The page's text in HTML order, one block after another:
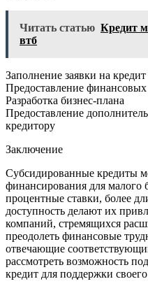
Читать статью Кредит
втб
Заполнение заявки на кредит
Предоставление
Разработка бизнес-плана
Предоставление
кредитору
Заключение
Субсидированные кредиты
финансирования для малого
процентные ставки, более
доступность делают их
компаний, стремящихся
преодолеть финансовые
отвечающие
рассмотреть возможность
кредит для поддержки